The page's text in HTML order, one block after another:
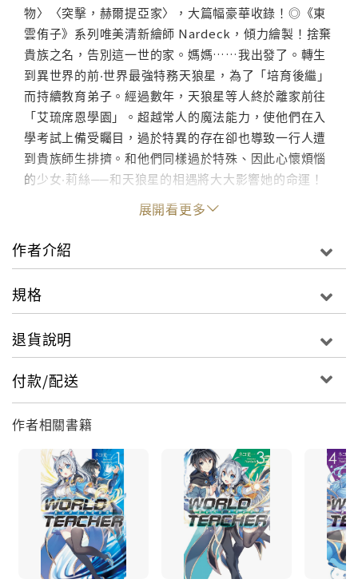
物〉〈突擊，赫爾提亞家〉，大篇幅豪華收錄！◎《東
雲侑子》系列唯美清新繪師 Nardeck，傾力繪製！捨棄
貴族之名，告別這一世的家。媽媽……我出發了。轉生
到異世界的前‧世界最強特務天狼星，為了「培育後繼」
而持續教育弟子。經過數年，天狼星等人終於離家前往
「艾琉席恩學園」。超越常人的魔法能力，使他們在入
學考試上備受矚目，過於特異的存在卻也導致一行人遭
到貴族師生排擠。和他們同樣過於特殊、因此心懷煩惱
的少女‧莉絲──和天狼星的相遇將大大影響她的命運！
「希望妳把這件事交給我處理。但最重要的，還是莉絲
自身的意願。」舞臺轉移到「學校」，天狼星的異世界
式育成任務逐漸加速──！！第二屆OVERLAP文庫 WEB
小說大獎「金獎」得獎作！
展開看更多
作者介紹
規格
退貨說明
付款/配送
作者相關書籍